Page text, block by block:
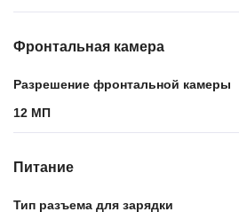
Фронтальная камера
Разрешение фронтальной камеры
12 МП
Питание
Тип разъема для зарядки